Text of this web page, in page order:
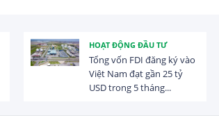
HOẠT ĐỘNG ĐẦU TƯ
Tổng vốn FDI đăng ký vào
Việt Nam đạt gần 25 tỷ
USD trong 5 tháng...